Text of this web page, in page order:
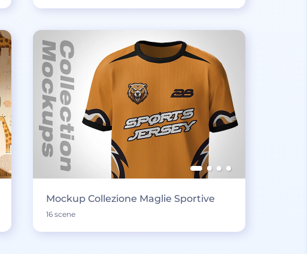
Mockup Collezione Maglie Sportive
16 scene